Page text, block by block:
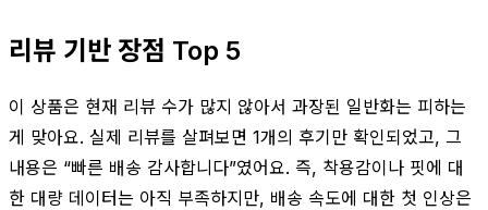
리뷰 기반 장점 Top 5
이 상품은 현재 리뷰 수가 많지 않아서 과장된 일반화는 피하는
게 맞아요. 실제 리뷰를 살펴보면 1개의 후기만 확인되었고, 그
내용은 “빠른 배송 감사합니다”였어요. 즉, 착용감이나 핏에 대
한 대량 데이터는 아직 부족하지만, 배송 속도에 대한 첫 인상은